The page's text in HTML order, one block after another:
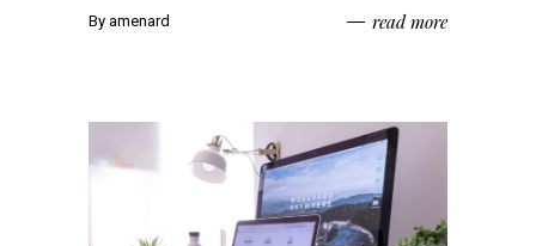
By amenard read more